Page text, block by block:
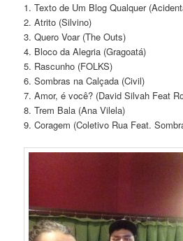
1. Texto de Um Blog Qualquer
2. Atrito (Silvino)
3. Quero Voar (The Outs)
4. Bloco da Alegria (Gragoatá)
5. Rascunho (FOLKS)
6. Sombras na Calçada (Civil)
7. Amor, é você? (David Silvah Feat
8. Trem Bala (Ana Vilela)
9. Coragem (Coletivo Rua Feat.